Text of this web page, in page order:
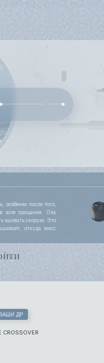
особенно после того,
зале прощания. Она
вызвать скорую. Это
откуда мисс
ДР
CROSSOVER